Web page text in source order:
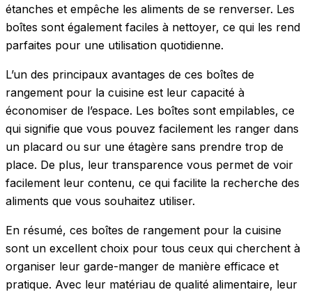
étanches et empêche les aliments de se renverser. Les
boîtes sont également faciles à nettoyer, ce qui les rend
parfaites pour une utilisation quotidienne.
L’un des principaux avantages de ces boîtes de
rangement pour la cuisine est leur capacité à
économiser de l’espace. Les boîtes sont empilables, ce
qui signifie que vous pouvez facilement les ranger dans
un placard ou sur une étagère sans prendre trop de
place. De plus, leur transparence vous permet de voir
facilement leur contenu, ce qui facilite la recherche des
aliments que vous souhaitez utiliser.
En résumé, ces boîtes de rangement pour la cuisine
sont un excellent choix pour tous ceux qui cherchent à
organiser leur garde-manger de manière efficace et
pratique. Avec leur matériau de qualité alimentaire, leur